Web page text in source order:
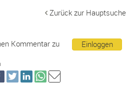
Zurück zur Hauptsuche
Einloggen
Kommentar zu